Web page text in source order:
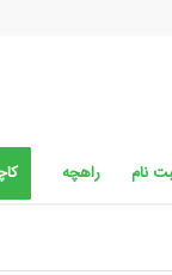
نام راهچه